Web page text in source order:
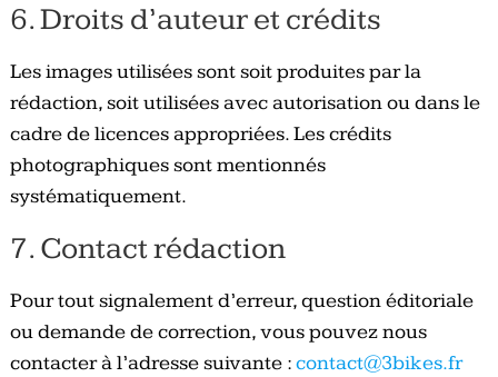
6. Droits d’auteur et crédits
Les images utilisées sont soit produites par la
rédaction, soit utilisées avec autorisation ou dans le
cadre de licences appropriées. Les crédits
photographiques sont mentionnés
systématiquement.
7. Contact rédaction
Pour tout signalement d’erreur, question éditoriale
ou demande de correction, vous pouvez nous
contacter à l’adresse suivante :contact@3bikes.fr